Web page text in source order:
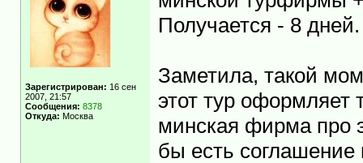
Зарегистрирован: 16 сен
2007, 21:57
Сообщения: 8378
Откуда: Москва
Получается - 8 дней.
Заметила, такой
этот тур оформляет
минская фирма про
бы есть